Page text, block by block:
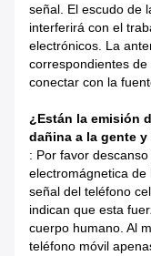
señal. El escudo de
interferirá con el
electrónicos. La
correspondientes
conectar con la
¿Están la emisión
dañina a la gente
: Por favor
electromágnetica
señal del teléfono
indican que esta
cuerpo humano. Al
teléfono móvil